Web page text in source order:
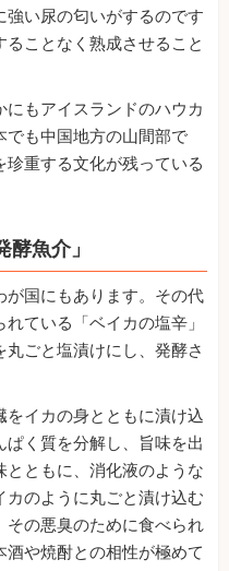
い尿の匂いがするのです
ことなく熟成させること
もアイスランドのハウカ
でも中国地方の山間部で
珍重する文化が残っている
魚介」
が国にもあります。その代
ている「ベイカの塩辛」
ごと塩漬けにし、発酵さ
イカの身とともに漬け込
く質を分解し、旨味を出
とともに、消化液のような
のように丸ごと漬け込む
その悪臭のために食べられ
や焼酎との相性が極めて